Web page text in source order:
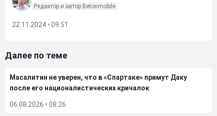
Редактор и автор Betonmobile
22.11.2024 • 09:51
Далее по теме
Масалитин не уверен, что в «Спартаке» примут Даку
после его националистических кричалок
06.08.2026 • 08:26